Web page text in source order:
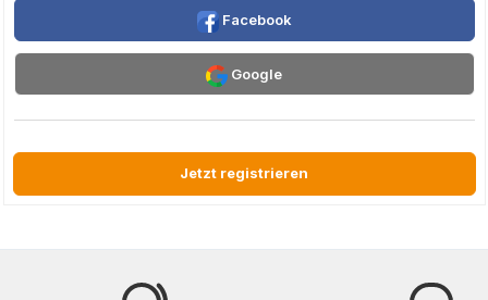
Facebook
Google
Jetzt registrieren